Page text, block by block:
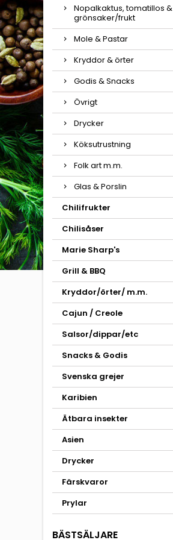
Nopalkaktus, tomatillos &
grönsaker/frukt
Mole & Pastar
Kryddor & örter
Godis & Snacks
Övrigt
Drycker
Köksutrustning
Folk art m.m.
Glas & Porslin
Chilifrukter
Chilisåser
Marie Sharp's
Grill & BBQ
Kryddor/örter/ m.m.
Cajun / Creole
Salsor/dippar/etc
Snacks & Godis
Svenska grejer
Karibien
Ätbara insekter
Asien
Drycker
Färskvaror
Prylar
BÄSTSÄLJARE